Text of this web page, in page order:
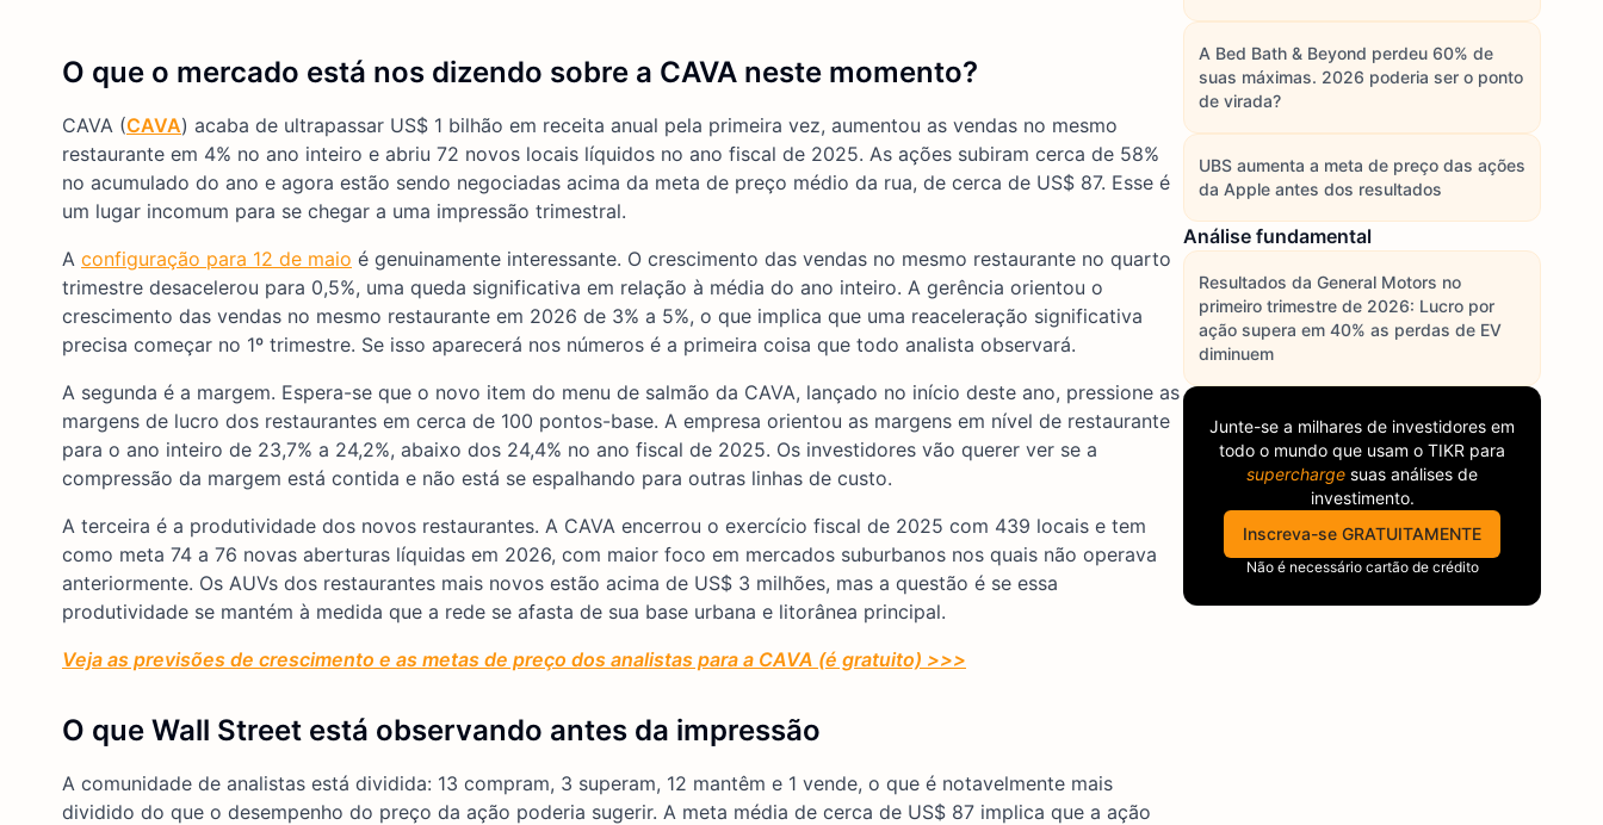
O que o mercado está nos dizendo sobre a CAVA neste momento?
CAVA (CAVA) acaba de ultrapassar US$ 1 bilhão em receita anual pela primeira vez, aumentou as vendas no mesmo
restaurante em 4% no ano inteiro e abriu 72 novos locais líquidos no ano fiscal de 2025. As ações subiram cerca de 58%
no acumulado do ano e agora estão sendo negociadas acima da meta de preço médio da rua, de cerca de US$ 87. Esse é
um lugar incomum para se chegar a uma impressão trimestral.
A configuração para 12 de maio é genuinamente interessante. O crescimento das vendas no mesmo restaurante no quarto
trimestre desacelerou para 0,5%, uma queda significativa em relação à média do ano inteiro. A gerência orientou o
crescimento das vendas no mesmo restaurante em 2026 de 3% a 5%, o que implica que uma reaceleração significativa
precisa começar no 1º trimestre. Se isso aparecerá nos números é a primeira coisa que todo analista observará.
A segunda é a margem. Espera-se que o novo item do menu de salmão da CAVA, lançado no início deste ano, pressione as
margens de lucro dos restaurantes em cerca de 100 pontos-base. A empresa orientou as margens em nível de restaurante
para o ano inteiro de 23,7% a 24,2%, abaixo dos 24,4% no ano fiscal de 2025. Os investidores vão querer ver se a
compressão da margem está contida e não está se espalhando para outras linhas de custo.
A terceira é a produtividade dos novos restaurantes. A CAVA encerrou o exercício fiscal de 2025 com 439 locais e tem
como meta 74 a 76 novas aberturas líquidas em 2026, com maior foco em mercados suburbanos nos quais não operava
anteriormente. Os AUVs dos restaurantes mais novos estão acima de US$ 3 milhões, mas a questão é se essa
produtividade se mantém à medida que a rede se afasta de sua base urbana e litorânea principal.
Veja as previsões de crescimento e as metas de preço dos analistas para a CAVA (é gratuito) >>>
O que Wall Street está observando antes da impressão
A comunidade de analistas está dividida: 13 compram, 3 superam, 12 mantêm e 1 vende, o que é notavelmente mais
dividido do que o desempenho do preço da ação poderia sugerir. A meta média de cerca de US$ 87 implica que a ação
A Bed Bath & Beyond perdeu 60% de
suas máximas. 2026 poderia ser o ponto
de virada?
UBS aumenta a meta de preço das ações
da Apple antes dos resultados
Análise fundamental
Resultados da General Motors no
primeiro trimestre de 2026: Lucro por
ação supera em 40% as perdas de EV
diminuem
Junte-se a milhares de investidores em
todo o mundo que usam o TIKR para
supercharge suas análises de
investimento.
Inscreva-se GRATUITAMENTE
Não é necessário cartão de crédito